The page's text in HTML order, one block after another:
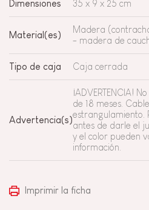
Dimensiones 35 x 9 x 25 cm
Material(es)
Madera
- madera de
Tipo de caja Caja cerrada
Advertencia(s)
¡ADVERTENCIA!
de 18 meses.
estrangulamiento.
antes de darle el
y el color pueden
información.
Imprimir la ficha